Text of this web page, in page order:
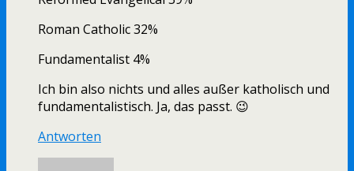
Roman Catholic 32%
Fundamentalist 4%
Ich bin also nichts und alles außer katholisch und
fundamentalistisch. Ja, das passt. 😉
Antworten